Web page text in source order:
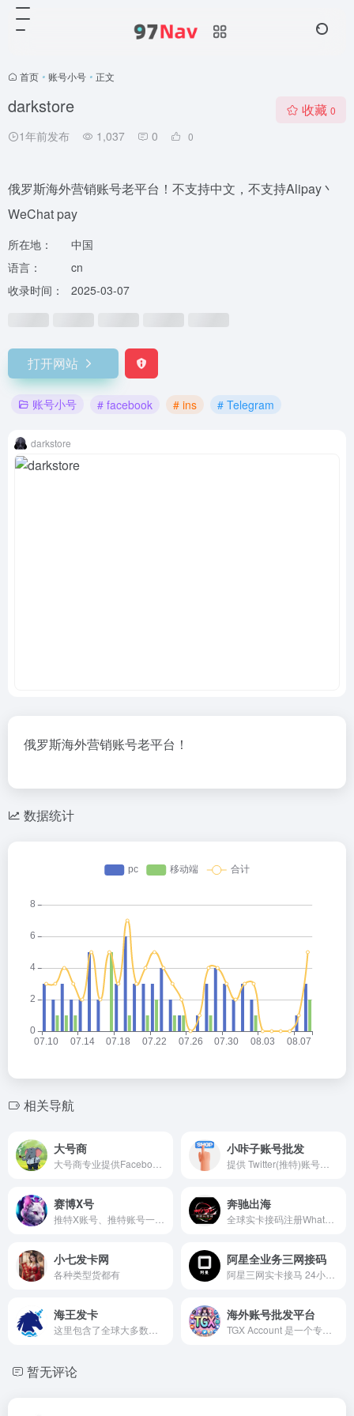
首页 • 账号小号 • 正文
darkstore
1年前发布 1,037 0 0
收藏 0
俄罗斯海外营销账号老平台！不支持中文，不支持Alipay丶
WeChat pay
所在地：
中国
语言：
cn
收录时间：
2025-03-07
打开网站
账号小号 # facebook # ins # Telegram
darkstore
俄罗斯海外营销账号老平台！
数据统计
相关导航
大号商 小咔子账号批发
赛博X号 奔驰出海
小七发卡网
各种类型货都有
阿星全业务三网接码
海王发卡 海外账号批发平台
暂无评论